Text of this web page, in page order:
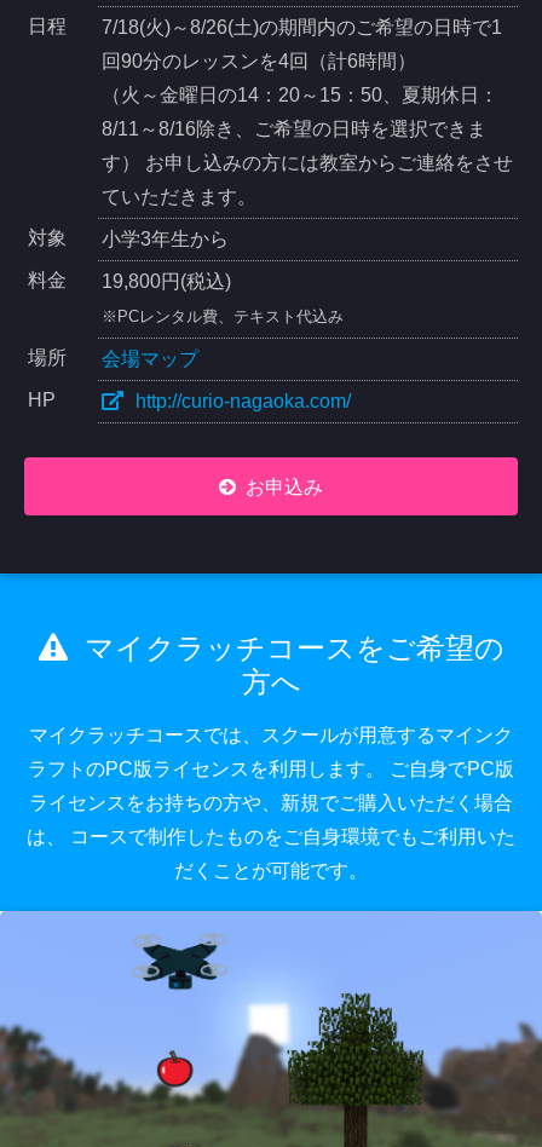
日程
7/18(火)～8/26(土)の期間内のご希望の日時で1
回90分のレッスンを4回（計6時間）
（火～金曜日の14：20～15：50、夏期休日：
8/11～8/16除き、ご希望の日時を選択できま
す） お申し込みの方には教室からご連絡をさせ
ていただきます。
対象
小学3年生から
料金
19,800円(税込)
※PCレンタル費、テキスト代込み
場所
会場マップ
HP
http://curio-nagaoka.com/
お申込み
マイクラッチコースをご希望の
方へ
マイクラッチコースでは、スクールが用意するマインク
ラフトのPC版ライセンスを利用します。
ご自身でPC版
ライセンスをお持ちの方や、新規でご購入いただく場合
は、
コースで制作したものをご自身環境でもご利用いた
だくことが可能です。